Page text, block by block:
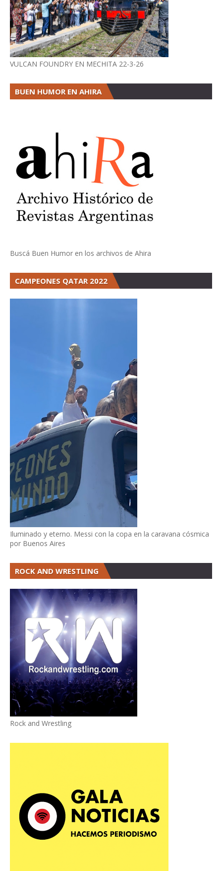
VULCAN FOUNDRY EN MECHITA 22-3-26
BUEN HUMOR EN AHIRA
Buscá Buen Humor en los archivos de Ahira
CAMPEONES QATAR 2022
Iluminado y eterno. Messi con la copa en la caravana cósmica
por Buenos Aires
ROCK AND WRESTLING
Rock and Wrestling